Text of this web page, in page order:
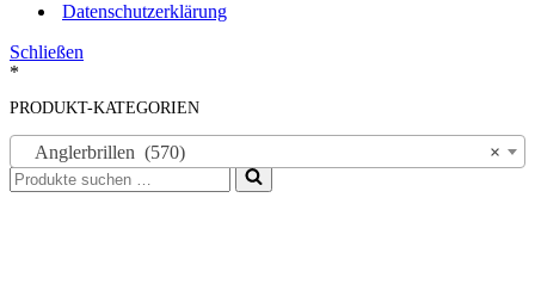
Datenschutzerklärung
Schließen
*
PRODUKT-KATEGORIEN
×
Anglerbrillen (570)
Suchen
nach …